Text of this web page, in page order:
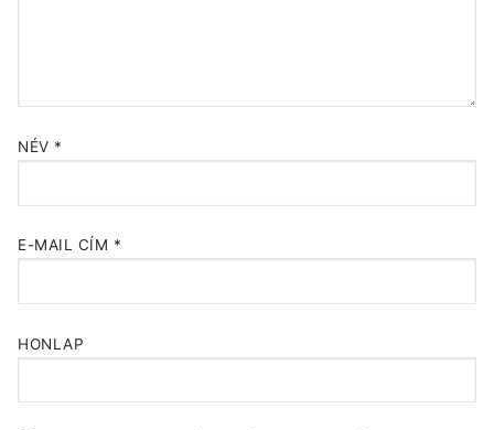
NÉV *
E-MAIL CÍM *
HONLAP